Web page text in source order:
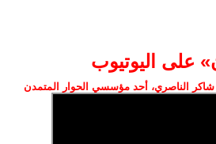
على اليوتيوب
الناصري، أحد مؤسسي الحوار المتمدن